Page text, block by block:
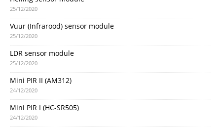
25/12/2020
Vuur (Infrarood) sensor module
25/12/2020
LDR sensor module
25/12/2020
Mini PIR II (AM312)
24/12/2020
Mini PIR I (HC-SR505)
24/12/2020